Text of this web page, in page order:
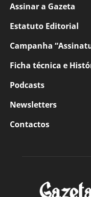
Assinar a Gazeta
Estatuto Editorial
Campanha
Ficha técnica e
Podcasts
Newsletters
Contactos